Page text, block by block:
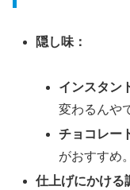
隠し味：
インスタン
変わるんや
チョコレー
がおすすめ
仕上げにかける